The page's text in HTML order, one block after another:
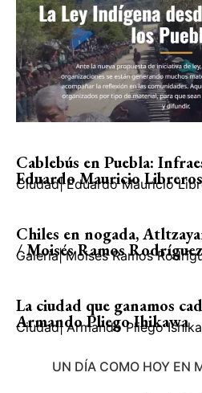
Cablebús en Puebla:
Eduardo Mauricio
Ciudad| Eduardo Mauricio
Chiles en nogada,
/ Moisés Ramos Rodríguez
Galería| Moisés Ramos
La ciudad que ganamos
Armando Pliego Ihikawa
Ciudad| Armando Pliego
UN DÍA COMO HOY EN